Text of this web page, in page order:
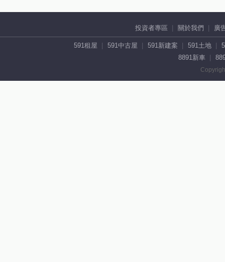
投資者專區 關於我們 廣
591租屋 591中古屋 591新建案 591土地
8891新車